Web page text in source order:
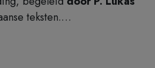
teksten.
maand van 19u00 tot 20u15.